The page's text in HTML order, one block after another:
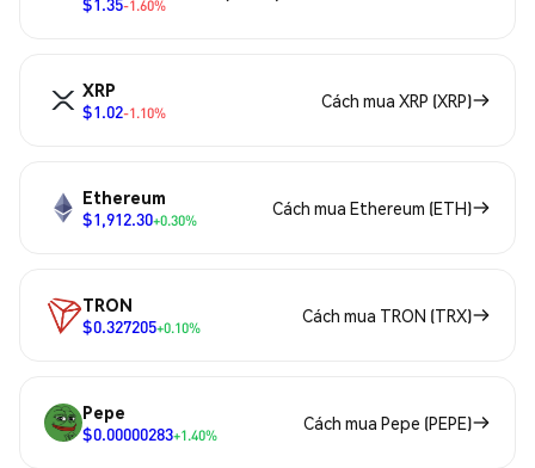
-1.60%
XRP
$1.02-1.10%
Cách mua XRP (XRP)
Ethereum
$1,912.30+0.30%
Cách mua Ethereum (ETH)
TRON
$0.327205+0.10%
Cách mua TRON (TRX)
Pepe
$0.00000283+1.40%
Cách mua Pepe (PEPE)